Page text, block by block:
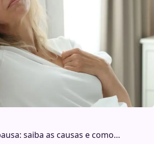
saiba as causas e como…